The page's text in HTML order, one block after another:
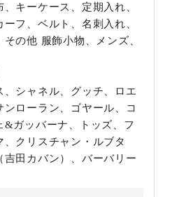
キーケース、定期入れ、
フ、ベルト、名刺入れ、
の他 服飾小物、メンズ、
、シャネル、グッチ、ロエ
ローラン、ゴヤール、コ
&ガッバーナ、トッズ、フ
、クリスチャン・ルブタ
吉田カバン）、バーバリー